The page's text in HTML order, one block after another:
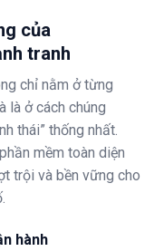
của
tranh
chỉ nằm ở từng
là ở cách chúng
thái” thống nhất.
mềm toàn diện
trội và bền vững cho
hành